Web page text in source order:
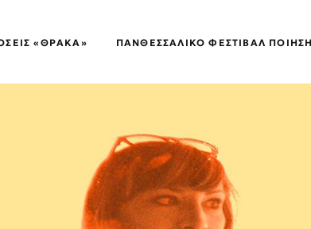
«ΘΡΑΚΑ» ΠΑΝΘΕΣΣΑΛΙΚΌ ΦΕΣΤΙΒΆΛ